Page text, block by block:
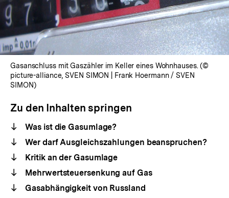
Gasanschluss mit Gaszähler im Keller eines Wohnhauses. (©
picture-alliance, SVEN SIMON | Frank Hoermann / SVEN
SIMON)
Zu den Inhalten springen
Was ist die Gasumlage?
Wer darf Ausgleichszahlungen beanspruchen?
Kritik an der Gasumlage
Mehrwertsteuersenkung auf Gas
Gasabhängigkeit von Russland